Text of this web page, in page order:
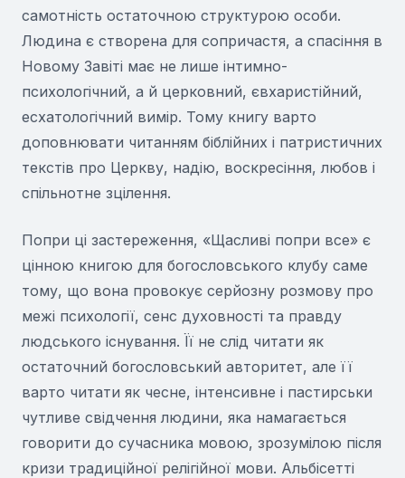
самотність остаточною структурою особи.
Людина є створена для сопричастя, а спасіння в
Новому Завіті має не лише інтимно-
психологічний, а й церковний, євхаристійний,
есхатологічний вимір. Тому книгу варто
доповнювати читанням біблійних і патристичних
текстів про Церкву, надію, воскресіння, любов і
спільнотне зцілення.
Попри ці застереження, «Щасливі попри все» є
цінною книгою для богословського клубу саме
тому, що вона провокує серйозну розмову про
межі психології, сенс духовності та правду
людського існування. Її не слід читати як
остаточний богословський авторитет, але її
варто читати як чесне, інтенсивне і пастирськи
чутливе свідчення людини, яка намагається
говорити до сучасника мовою, зрозумілою після
кризи традиційної релігійної мови. Альбісетті